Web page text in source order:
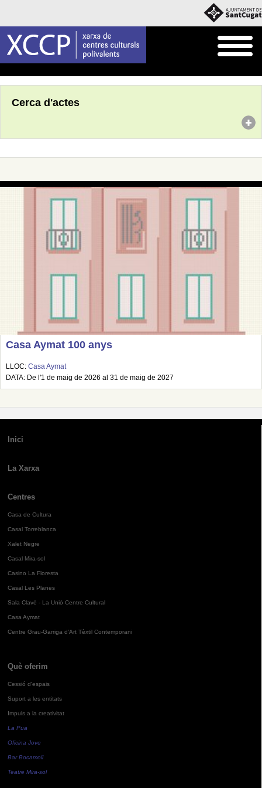
Cerca d'actes
Casa Aymat 100 anys
LLOC: Casa Aymat
DATA: De l'1 de maig de 2026 al 31 de maig de 2027
Inici
La Xarxa
Centres
Casa de Cultura
Casal Torreblanca
Xalet Negre
Casal Mira-sol
Casino La Floresta
Casal Les Planes
Sala Clavé - La Unió Centre Cultural
Casa Aymat
Centre Grau-Garriga d'Art Tèxtil Contemporani
Què oferim
Cessió d'espais
Suport a les entitats
Impuls a la creativitat
La Pua
Oficina Jove
Bar Bocamoll
Teatre Mira-sol